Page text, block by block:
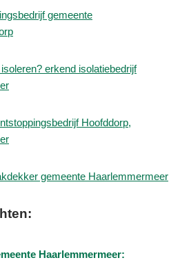
gemeente
erkend isolatiebedrijf
Hoofddorp,
gemeente Haarlemmermeer
Haarlemmermeer: